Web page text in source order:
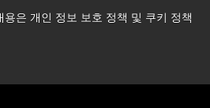
은 개인 정보 보호 정책 및 쿠키 정책